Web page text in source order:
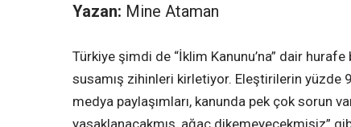
Yazan: Mine Ataman
Türkiye şimdi de “İklim Kanunu’na” dair
susamış zihinleri kirletiyor. Eleştirilerin yüzde
medya paylaşımları, kanunda pek çok sorun